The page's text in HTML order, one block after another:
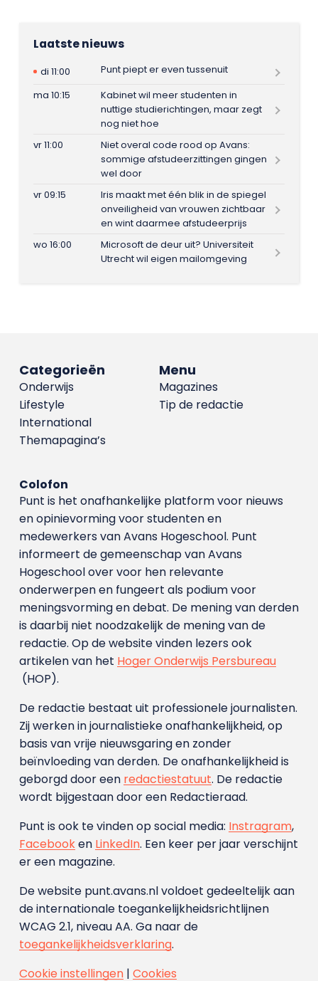
Laatste nieuws
di 11:00
Punt piept er even tussenuit
ma 10:15
Kabinet wil meer studenten in
nuttige studierichtingen, maar zegt
nog niet hoe
vr 11:00
Niet overal code rood op Avans:
sommige afstudeerzittingen gingen
wel door
vr 09:15
Iris maakt met één blik in de spiegel
onveiligheid van vrouwen zichtbaar
en wint daarmee afstudeerprijs
wo 16:00
Microsoft de deur uit? Universiteit
Utrecht wil eigen mailomgeving
Menu
Magazines
Tip de redactie
Categorieën
Onderwijs
Lifestyle
International
Themapagina’s
Colofon
Punt is het onafhankelijke platform voor nieuws
en opinievorming voor studenten en
medewerkers van Avans Hoge­school. Punt
informeert de gemeenschap van Avans
Hogeschool over voor hen relevante
onderwerpen en fungeert als podium voor
meningsvorming en debat. De mening van derden
is daarbij niet noodzakelijk de mening van de
redactie. Op de website vinden lezers ook
artikelen van het Hoger Onderwijs Persbureau
(HOP).
De redactie bestaat uit professionele journalisten.
Zij werken in journalistieke onafhankelijkheid, op
basis van vrije nieuwsgaring en zonder
beïnvloeding van derden. De onafhankelijkheid is
geborgd door een redactiestatuut. De redactie
wordt bijgestaan door een Redactieraad.
Punt is ook te vinden op social media: Instragram,
Facebooken LinkedIn. Een keer per jaar verschijnt
er een magazine.
De website punt.avans.nl voldoet gedeeltelijk aan
de internationale toegankelijkheidsrichtlijnen
WCAG 2.1, niveau AA. Ga naar de
toegankelijkheidsverklaring.
Cookie instellingen| Cookies